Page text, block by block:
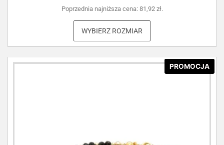
Poprzednia najniższa cena: 81,92 zł.
WYBIERZ ROZMIAR
PROMOCJA